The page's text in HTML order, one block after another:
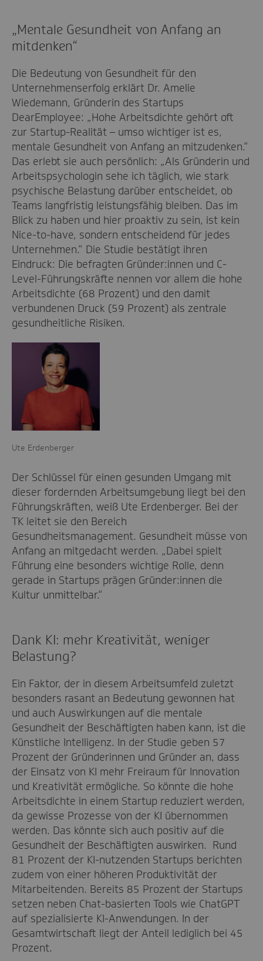
„Mentale Gesundheit von Anfang an
mitdenken“
Die Bedeutung von Gesundheit für den
Unternehmenserfolg erklärt Dr. Amelie
Wiedemann, Gründerin des Startups
DearEmployee: „Hohe Arbeitsdichte gehört oft
zur Startup-Realität – umso wichtiger ist es,
mentale Gesundheit von Anfang an mitzudenken.“
Das erlebt sie auch persönlich: „Als Gründerin und
Arbeitspsychologin sehe ich täglich, wie stark
psychische Belastung darüber entscheidet, ob
Teams langfristig leistungsfähig bleiben. Das im
Blick zu haben und hier proaktiv zu sein, ist kein
Nice-to-have, sondern entscheidend für jedes
Unternehmen.“ Die Studie bestätigt ihren
Eindruck: Die befragten Gründer:innen und C-
Level-Führungskräfte nennen vor allem die hohe
Arbeitsdichte (68 Prozent) und den damit
verbundenen Druck (59 Prozent) als zentrale
gesundheitliche Risiken.
Ute Erdenberger
Der Schlüssel für einen gesunden Umgang mit
dieser fordernden Arbeitsumgebung liegt bei den
Führungskräften, weiß Ute Erdenberger. Bei der
TK leitet sie den Bereich
Gesundheitsmanagement. Gesundheit müsse von
Anfang an mitgedacht werden. „Dabei spielt
Führung eine besonders wichtige Rolle, denn
gerade in Startups prägen Gründer:innen die
Kultur unmittelbar.“
Dank KI: mehr Kreativität, weniger
Belastung?
Ein Faktor, der in diesem Arbeitsumfeld zuletzt
besonders rasant an Bedeutung gewonnen hat
und auch Auswirkungen auf die mentale
Gesundheit der Beschäftigten haben kann, ist die
Künstliche Intelligenz. In der Studie geben 57
Prozent der Gründerinnen und Gründer an, dass
der Einsatz von KI mehr Freiraum für Innovation
und Kreativität ermögliche. So könnte die hohe
Arbeitsdichte in einem Startup reduziert werden,
da gewisse Prozesse von der KI übernommen
werden. Das könnte sich auch positiv auf die
Gesundheit der Beschäftigten auswirken. Rund
81 Prozent der KI-nutzenden Startups berichten
zudem von einer höheren Produktivität der
Mitarbeitenden. Bereits 85 Prozent der Startups
setzen neben Chat-basierten Tools wie ChatGPT
auf spezialisierte KI-Anwendungen. In der
Gesamtwirtschaft liegt der Anteil lediglich bei 45
Prozent.